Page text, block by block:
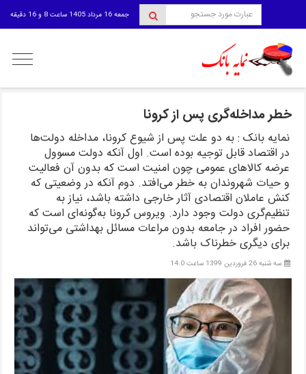
جمعه 16 مرداد 1405 ساعت 8 و 16 دقیقه
منوی
خطر مداخله‌گری پس از کرونا
نمایه بانک : به دو علت پس از شیوع کرونا، مداخله دولت‌ها
در اقتصاد قابل توجیه بوده است. اول آنکه دولت مسوول
عرضه کالاهای عمومی چون امنیت است که بدون آن فعالیت
و حیات شهروندان به خطر می‌افتد. دوم آنکه در وضعیتی که
کنش عاملان اقتصادی آثار خارجی داشته باشد، نیاز به
تنظیم‌گری دولت وجود دارد. ویروس کرونا به‌گونه‌ای است که
حضور افراد در جامعه بدون مراعات مسائل بهداشتی می‌تواند
برای دیگری خطرناک باشد.
سه شنبه 26 فروردین 1399 ساعت 14:0